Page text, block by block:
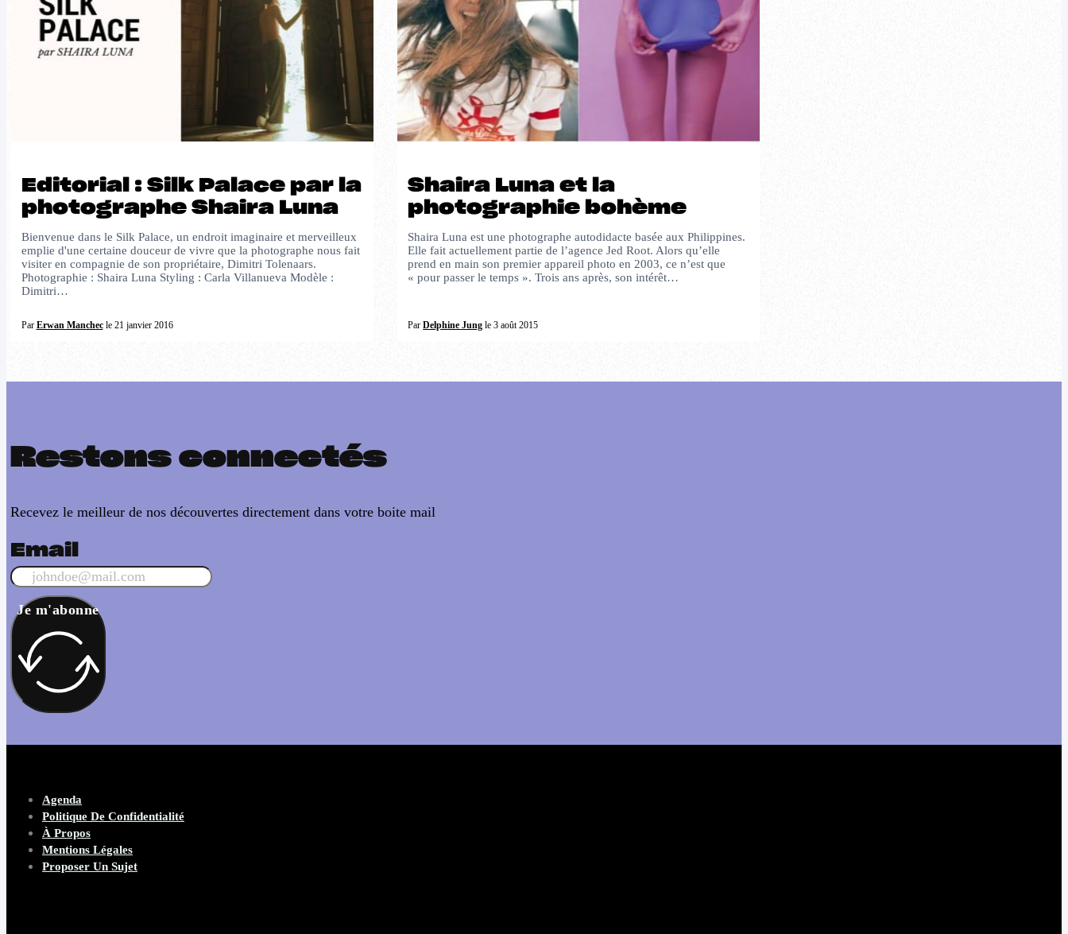
Editorial : Silk Palace par la
photographe Shaira Luna
Bienvenue dans le Silk Palace, un endroit imaginaire et merveilleux
emplie d'une certaine douceur de vivre que la photographe nous fait
visiter en compagnie de son propriétaire, Dimitri Tolenaars.
Photographie : Shaira Luna Styling : Carla Villanueva Modèle :
Dimitri…
Par Erwan Manchecle 21 janvier 2016
Shaira Luna et la
photographie bohème
Shaira Luna est une photographe autodidacte basée aux Philippines.
Elle fait actuellement partie de l’agence Jed Root. Alors qu’elle
prend en main son premier appareil photo en 2003, ce n’est que
« pour passer le temps ». Trois ans après, son intérêt…
ParDelphine Jung le 3 août 2015
Restons connectés
Recevez le meilleur de nos découvertes directement dans votre boite mail
Email
Je m'abonne
Agenda
Politique De Confidentialité
À Propos
Mentions Légales
Proposer Un Sujet